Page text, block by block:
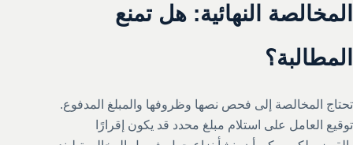
المخالصة النهائية: هل تمنع
المطالبة؟
تحتاج المخالصة إلى فحص نصها وظروفها والمبلغ المدفوع.
توقيع العامل على استلام مبلغ محدد قد يكون إقرارًا